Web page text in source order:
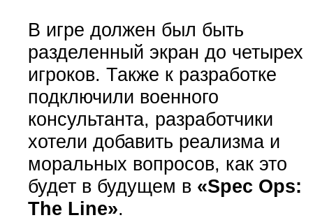
В игре должен был быть
разделенный экран до четырех
игроков. Также к разработке
подключили военного
консультанта, разработчики
хотели добавить реализма и
моральных вопросов, как это
будет в будущем в «Spec Ops:
The Line».